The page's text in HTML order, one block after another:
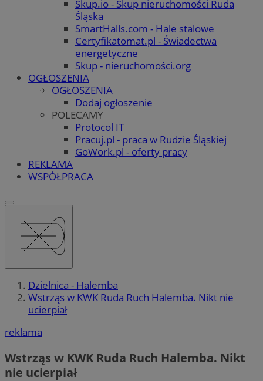
Skup.io - Skup nieruchomości Ruda
Śląska
SmartHalls.com - Hale stalowe
Certyfikatomat.pl - Świadectwa
energetyczne
Skup - nieruchomości.org
OGŁOSZENIA
OGŁOSZENIA
Dodaj ogłoszenie
POLECAMY
Protocol IT
Pracuj.pl - praca w Rudzie Śląskiej
GoWork.pl - oferty pracy
REKLAMA
WSPÓŁPRACA
Dzielnica - Halemba
Wstrząs w KWK Ruda Ruch Halemba. Nikt nie
ucierpiał
reklama
Wstrząs w KWK Ruda Ruch Halemba. Nikt
nie ucierpiał